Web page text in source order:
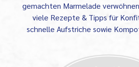
gemachten Marmelade
viele Rezepte & Tipps für
schnelle Aufstriche sowie